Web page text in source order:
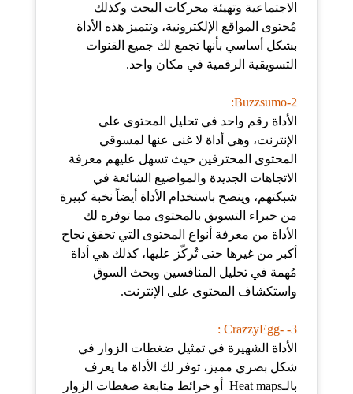
الاجتماعية وتهيئة محركات البحث وكذلك
مُحتوى المواقع الإلكترونية، وتتميز هذه الأداة
بشكل أساسي بأنها تجمع لك جميع القنوات
التسويقية الرقمية في مكان واحد.
2-Buzzsumo:
الأداة رقم واحد في تحليل المحتوى على
الإنترنت، وهي أداة لا غنى عنها لمسوقي
المحتوى المحترفين حيث تسهل عليهم معرفة
الاتجاهات الجديدة والمواضيع الشائعة في
شبكتهم، وينصح باستخدام الأداة أيضاً نخبة كبيرة
من خبراء التسويق بالمحتوى مما توفره لك
الأداة من معرفة أنواع المحتوى التي تحقق نجاح
أكبر من غيرها حتى تُركّز عليها، كذلك هي أداة
مُهمة في تحليل المنافسين وبحث السوق
واستكشاف المحتوى على الإنترنت.
3- -CrazzyEgg :
الأداة الشهيرة في تمثيل ضغطات الزوار في
شكل بصري مميز، توفر لك الأداة ما يعرف
بالـHeat maps أو خرائط متابعة ضغطات الزوار